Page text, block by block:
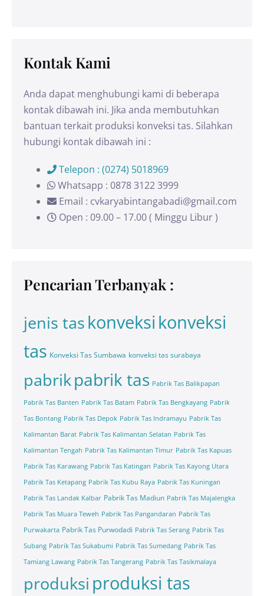
Kontak Kami
Anda dapat menghubungi kami di beberapa
kontak dibawah ini. Jika anda membutuhkan
bantuan terkait produksi konveksi tas. Silahkan
hubungi kontak dibawah ini :
Telepon : (0274) 5018969
Whatsapp : 0878 3122 3999
Email : cvkaryabintangabadi@gmail.com
Open : 09.00 – 17.00 ( Minggu Libur )
Pencarian Terbanyak :
jenis taskonveksi konveksi
tas Konveksi Tas Sumbawa konveksi tas surabaya
pabrikpabrik tas Pabrik Tas Balikpapan
Pabrik Tas Banten Pabrik Tas Batam Pabrik Tas Bengkayang Pabrik
Tas Bontang Pabrik Tas Depok Pabrik Tas Indramayu Pabrik Tas
Kalimantan Barat Pabrik Tas Kalimantan Selatan Pabrik Tas
Kalimantan Tengah Pabrik Tas Kalimantan Timur Pabrik Tas Kapuas
Pabrik Tas Karawang Pabrik Tas Katingan Pabrik Tas Kayong Utara
Pabrik Tas Ketapang Pabrik Tas Kubu Raya Pabrik Tas Kuningan
Pabrik Tas Landak Kalbar Pabrik Tas Madiun Pabrik Tas Majalengka
Pabrik Tas Muara Teweh Pabrik Tas Pangandaran Pabrik Tas
Purwakarta Pabrik Tas Purwodadi Pabrik Tas Serang Pabrik Tas
Subang Pabrik Tas Sukabumi Pabrik Tas Sumedang Pabrik Tas
Tamiang Lawang Pabrik Tas Tangerang Pabrik Tas Tasikmalaya
produksi produksi tas